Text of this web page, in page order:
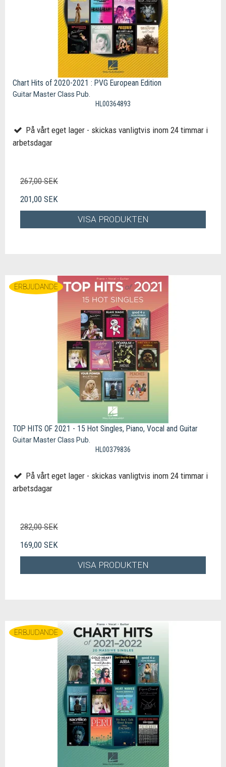
Chart Hits of 2020-2021 : PVG European Edition
Guitar Master Class Pub.
HL00364893
På vårt eget lager - skickas vanligtvis inom 24 timmar i
arbetsdagar
267,00 SEK
201,00 SEK
VISA PRODUKTEN
ERBJUDANDE
TOP HITS OF 2021 - 15 Hot Singles, Piano, Vocal and Guitar
Guitar Master Class Pub.
HL00379836
På vårt eget lager - skickas vanligtvis inom 24 timmar i
arbetsdagar
282,00 SEK
169,00 SEK
VISA PRODUKTEN
ERBJUDANDE